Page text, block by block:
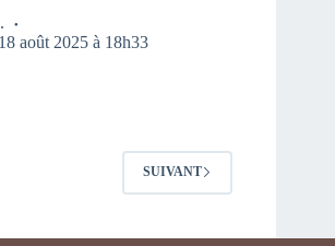
août 2025 à 18h33
SUIVANT